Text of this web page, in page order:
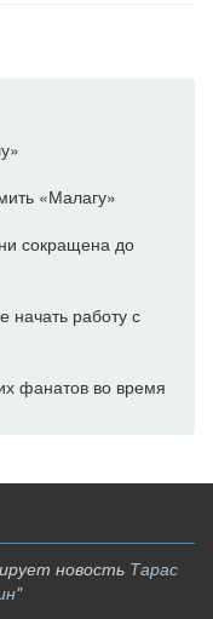
«Малагу»
сокращена до
работу с
фанатов во время
новость Тарас